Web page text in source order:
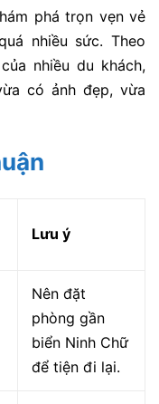
phá trọn vẹn vẻ
nhiều sức. Theo
nhiều du khách,
có ảnh đẹp, vừa
Lưu ý
Nên đặt
phòng gần
biển Ninh Chữ
để tiện đi lại.